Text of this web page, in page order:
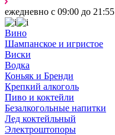
ежедневно с 09:00 до 21:55
Вино
Шампанское и игристое
Виски
Водка
Коньяк и Бренди
Крепкий алкоголь
Пиво и коктейли
Безалкогольные напитки
Лед коктейльный
Электроштопоры